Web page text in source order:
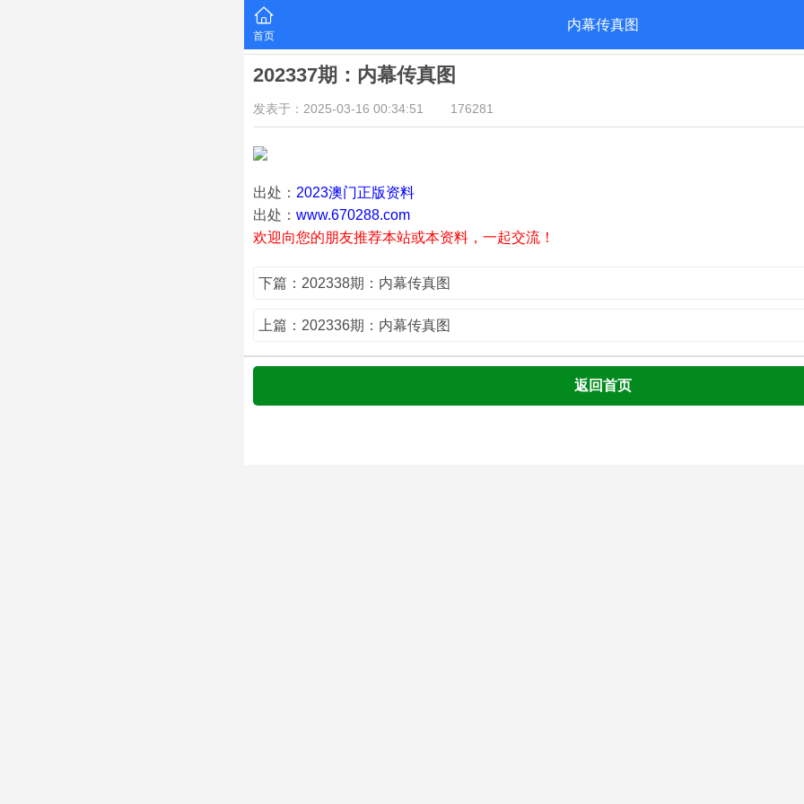
首页
内幕传真图
202337期：内幕传真图
发表于：2025-03-16 00:34:51 176281
出处： 2023澳门正版资料
出处： www.670288.com
欢迎向您的朋友推荐本站或本资料，一起交流！
下篇：202338期：内幕传真图
上篇：202336期：内幕传真图
返回首页